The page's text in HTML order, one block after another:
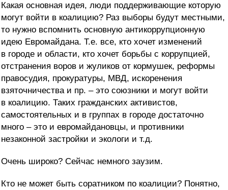
Какая основная идея, люди поддерживающие которую
могут войти в коалицию? Раз выборы будут местными,
то нужно вспомнить основную антикоррупционную
идею Евромайдана. Т.е. все, кто хочет изменений
в городе и области, кто хочет борьбы с коррупцией,
отстранения воров и жуликов от кормушек, реформы
правосудия, прокуратуры, МВД, искоренения
взяточничества и пр. – это союзники и могут войти
в коалицию. Таких гражданских активистов,
самостоятельных и в группах в городе достаточно
много – это и евромайдановцы, и противники
незаконной застройки и экологи и т.д.
Очень широко? Сейчас немного заузим.
Кто не может быть соратником по коалиции? Понятно,